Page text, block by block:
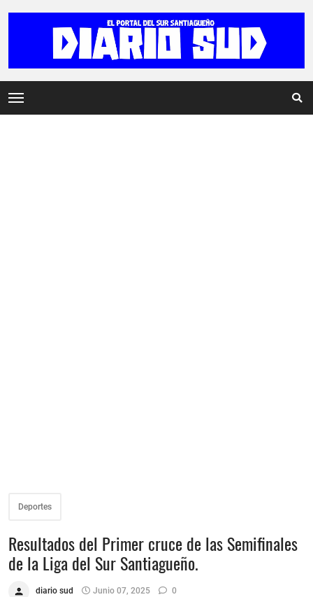
Deportes
Resultados del Primer cruce de las Semifinales
de la Liga del Sur Santiagueño.
diario sud Junio 07, 2025 0